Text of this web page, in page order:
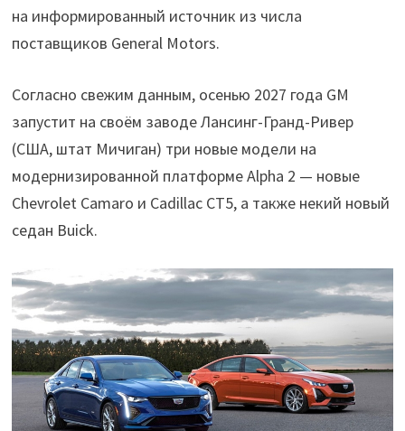
на информированный источник из числа
поставщиков General Motors.
Согласно свежим данным, осенью 2027 года GM
запустит на своём заводе Лансинг-Гранд-Ривер
(США, штат Мичиган) три новые модели на
модернизированной платформе Alpha 2 — новые
Сhevrolet Camaro и Cadillac CT5, а также некий новый
седан Buick.